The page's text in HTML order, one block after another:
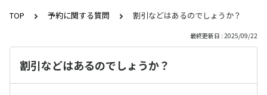
TOP 予約に関する質問 割引などはあるのでしょうか？
最終更新日 : 2025/09/22
割引などはあるのでしょうか？